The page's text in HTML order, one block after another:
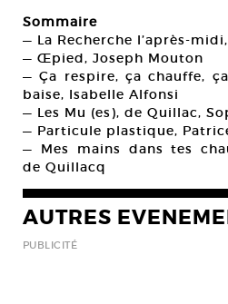
Sommaire
— La Recherche l’après-
— Œpied, Joseph Mouton
— Ça respire, ça chauffe,
baise, Isabelle Alfonsi
— Les Mu (es), de Quillac,
— Particule plastique,
— Mes mains dans tes
de Quillacq
AUTRES
PUBLICITÉ